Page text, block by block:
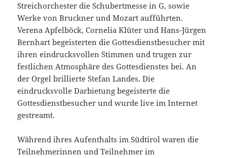
Streichorchester die Schubertmesse in G, sowie
Werke von Bruckner und Mozart aufführten.
Verena Apfelböck, Cornelia Klüter und Hans-Jürgen
Bernhart begeisterten die Gottesdienstbesucher mit
ihren eindrucksvollen Stimmen und trugen zur
festlichen Atmosphäre des Gottesdienstes bei. An
der Orgel brillierte Stefan Landes. Die
eindrucksvolle Darbietung begeisterte die
Gottesdienstbesucher und wurde live im Internet
gestreamt.
Während ihres Aufenthalts im Südtirol waren die
Teilnehmerinnen und Teilnehmer im